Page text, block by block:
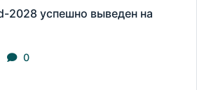
2028 успешно выведен на
0